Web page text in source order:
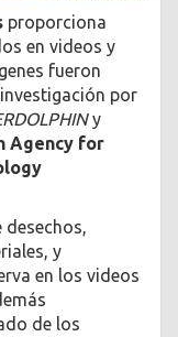
proporciona
en videos y
fueron
por
y
Agency for
desechos,
y
en los videos
de los